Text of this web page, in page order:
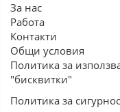
За нас
Работа
Контакти
Общи условия
Политика за
"бисквитки"
Политика за